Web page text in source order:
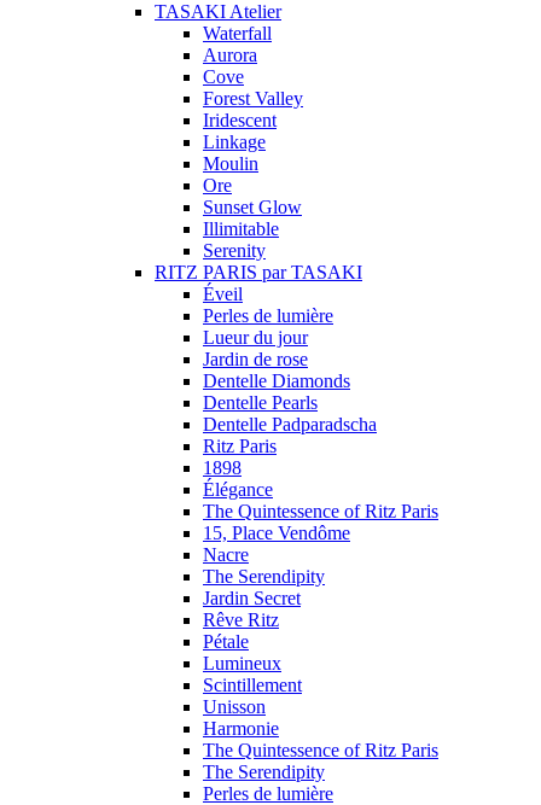
TASAKI Atelier
Waterfall
Aurora
Cove
Forest Valley
Iridescent
Linkage
Moulin
Ore
Sunset Glow
Illimitable
Serenity
RITZ PARIS par TASAKI
Éveil
Perles de lumière
Lueur du jour
Jardin de rose
Dentelle Diamonds
Dentelle Pearls
Dentelle Padparadscha
Ritz Paris
1898
Élégance
The Quintessence of Ritz Paris
15, Place Vendôme
Nacre
The Serendipity
Jardin Secret
Rêve Ritz
Pétale
Lumineux
Scintillement
Unisson
Harmonie
The Quintessence of Ritz Paris
The Serendipity
Perles de lumière